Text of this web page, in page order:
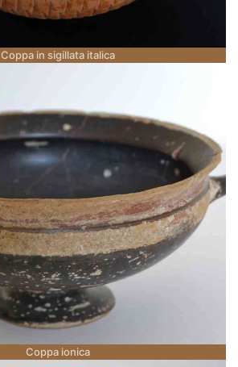
Coppa in sigillata italica
Coppa ionica